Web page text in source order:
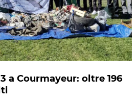
a Courmayeur: oltre 196